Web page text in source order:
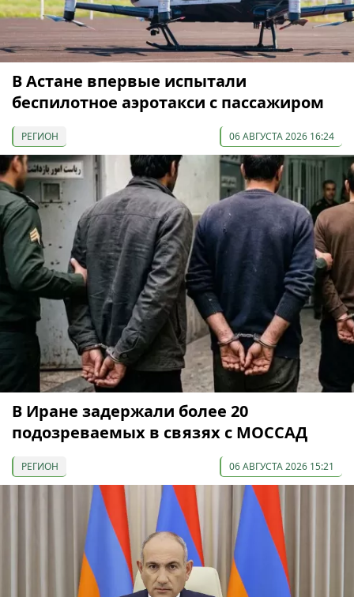
В Астане впервые испытали
беспилотное аэротакси с пассажиром
РЕГИОН 06 АВГУСТА 2026 16:24
В Иране задержали более 20
подозреваемых в связях с МОССАД
РЕГИОН 06 АВГУСТА 2026 15:21